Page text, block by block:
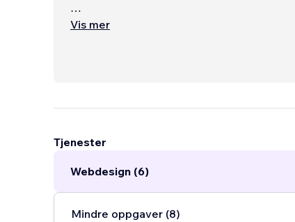
At Code Set Solutions, we take immense
vision into a digital success story....
Vis mer
Tjenester
Webdesign (6)
Mindre oppgaver (8)